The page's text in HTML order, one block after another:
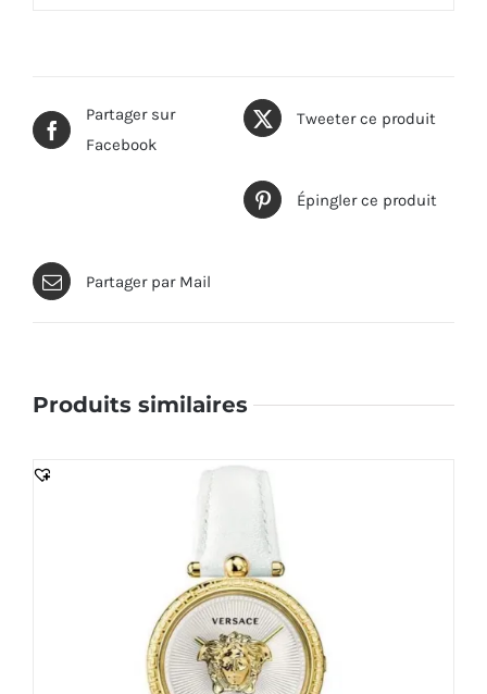
Partager sur
Facebook
Tweeter ce produit
Épingler ce produit
Partager par Mail
Produits similaires